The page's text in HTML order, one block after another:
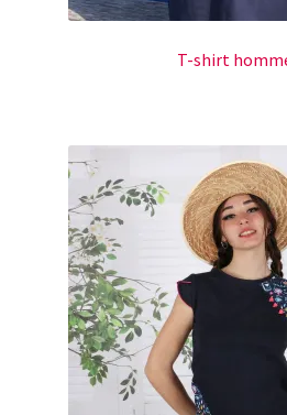
T-shirt